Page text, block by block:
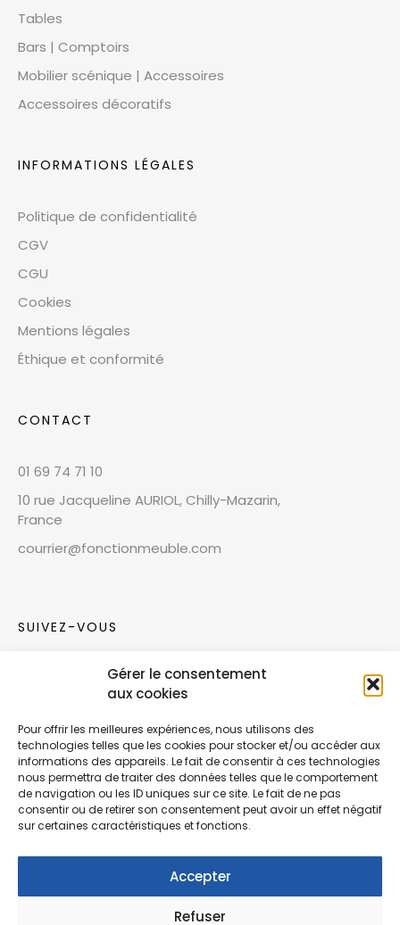
Gérer le consentement
aux cookies
Pour offrir les meilleures expériences, nous utilisons des
technologies telles que les cookies pour stocker et/ou accéder aux
informations des appareils. Le fait de consentir à ces technologies
nous permettra de traiter des données telles que le comportement
de navigation ou les ID uniques sur ce site. Le fait de ne pas
consentir ou de retirer son consentement peut avoir un effet négatif
sur certaines caractéristiques et fonctions.
Accepter
Refuser
Tables
Bars | Comptoirs
Mobilier scénique | Accessoires
Accessoires décoratifs
INFORMATIONS LÉGALES
Politique de confidentialité
CGV
CGU
Cookies
Mentions légales
Éthique et conformité
CONTACT
01 69 74 71 10
10 rue Jacqueline AURIOL, Chilly-Mazarin,
France
courrier@fonctionmeuble.com
SUIVEZ-VOUS
Rejoignez notre communauté sur les réseaux
Nouvelles collections, vie de l’équipe ou
inspirations : soyez informés de nos dernières
actualités.
© Copyright Fonction Meuble